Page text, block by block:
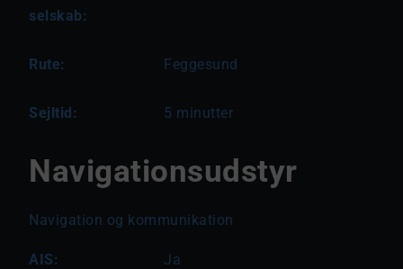
selskab:
Rute: Feggesund
Sejltid: 5 minutter
Navigationsudstyr
Navigation og kommunikation
AIS: Ja